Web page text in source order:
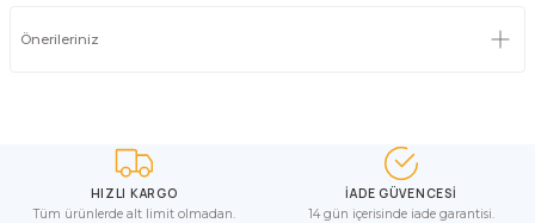
Önerileriniz
HIZLI KARGO
Tüm ürünlerde alt limit olmadan.
İADE GÜVENCESİ
14 gün içerisinde iade garantisi.